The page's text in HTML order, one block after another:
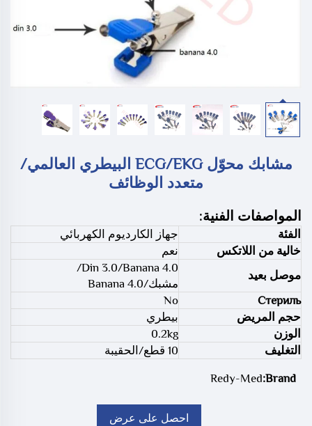
مشابك محوّل ECG/EKG البيطري العالمي/
متعدد الوظائف
المواصفات الفنية:
الفئة
جهاز الكارديوم الكهربائي
خالية من اللاتكس
نعم
موصل بعيد
Din 3.0/Banana 4.0/
مشبك/Banana 4.0
Стериль
No
حجم المريض
بيطري
الوزن
0.2kg
التغليف
10 قطع/الحقيبة
Brand:
Redy-Med
احصل على عرض